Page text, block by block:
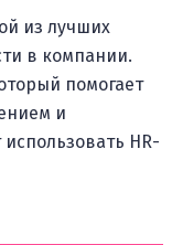
из лучших
в компании.
помогает
и
HR-